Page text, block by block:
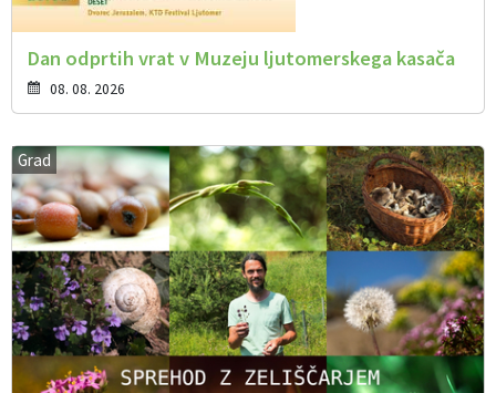
Dan odprtih vrat v Muzeju ljutomerskega kasača
08. 08. 2026
Grad